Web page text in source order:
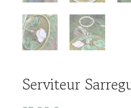
Serviteur